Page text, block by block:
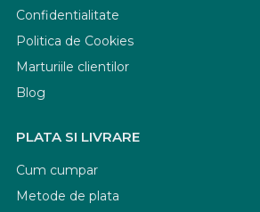
Confidentialitate
Politica de Cookies
Marturiile clientilor
Blog
PLATA SI LIVRARE
Cum cumpar
Metode de plata